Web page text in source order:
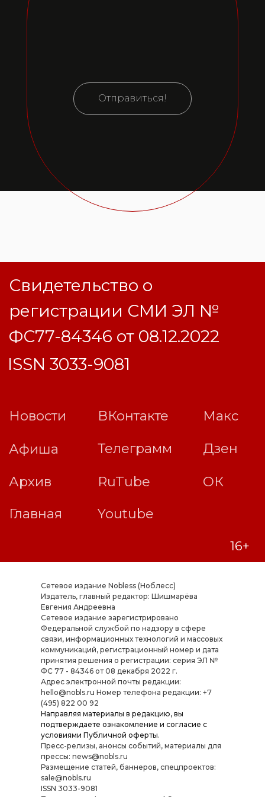
Отправиться!
Сетевое издание Nobless (Ноблесс)
Издатель, главный редактор: Шишмарёва
Евгения Андреевна
Cетевое издание зарегистрировано
Федеральной службой по надзору в сфере
связи, информационных технологий и массовых
коммуникаций, регистрационный номер и дата
принятия решения о регистрации: серия ЭЛ №
ФС 77 - 84346 от 08 декабря 2022 г.
Адрес электронной почты редакции:
hello@nobls.ru Номер телефона редакции: +7
(495) 822 00 92
Направляя материалы в редакцию, вы
подтверждаете ознакомление и согласие с
условиями Публичной оферты.
Пресс-релизы, анонсы событий, материалы для
прессы: news@nobls.ru
Размещение статей, баннеров, спецпроектов:
sale@nobls.ru
ISSN 3033-9081